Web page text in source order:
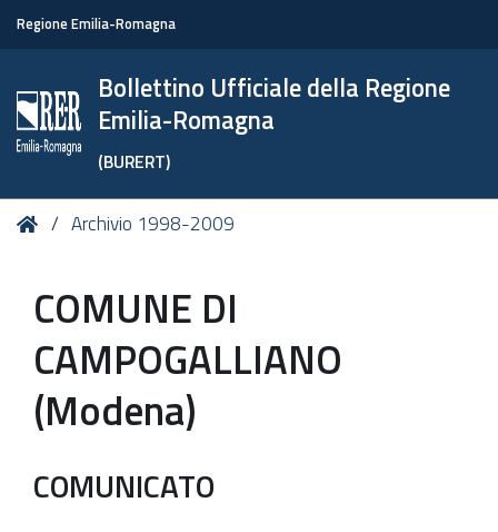
Regione Emilia-Romagna
Bollettino Ufficiale della Regione
Emilia-Romagna
(BURERT)
Tu HomeArchivio 1998-2009
COMUNE DI
CAMPOGALLIANO
(Modena)
COMUNICATO